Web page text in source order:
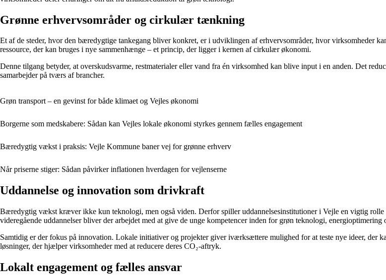
Grønne erhvervsområder og cirkulær tænkning
Et af de steder, hvor den bæredygtige tankegang bliver konkret, er i udviklingen af erhvervsområder, hvor virksomheder
ressource, der kan bruges i nye sammenhænge – et princip, der ligger i kernen af cirkulær økonomi.
Denne tilgang betyder, at overskudsvarme, restmaterialer eller vand fra én virksomhed kan blive input i en anden. Det
samarbejder på tværs af brancher.
Grøn transport – en gevinst for både klimaet og Vejles økonomi
Borgerne som medskabere: Sådan kan Vejles lokale økonomi styrkes gennem fælles engagement
Bæredygtig vækst i praksis: Vejle Kommune baner vej for grønne erhverv
Når priserne stiger: Sådan påvirker inflationen hverdagen for vejlenserne
Uddannelse og innovation som drivkraft
Bæredygtig vækst kræver ikke kun teknologi, men også viden. Derfor spiller uddannelsesinstitutioner i Vejle en vigtig rolle
videregående uddannelser bliver der arbejdet med at give de unge kompetencer inden for grøn teknologi,
Samtidig er der fokus på innovation. Lokale initiativer og projekter giver iværksættere mulighed for at teste nye ideer, der
løsninger, der hjælper virksomheder med at reducere deres CO₂-aftryk.
Lokalt engagement og fælles ansvar